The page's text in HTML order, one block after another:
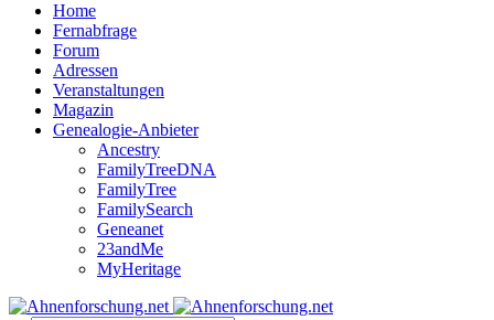
Home
Fernabfrage
Forum
Adressen
Veranstaltungen
Magazin
Genealogie-Anbieter
Ancestry
FamilyTreeDNA
FamilyTree
FamilySearch
Geneanet
23andMe
MyHeritage